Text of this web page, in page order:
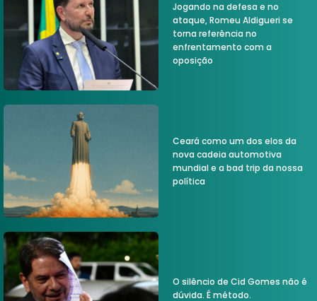
Jogando na defesa e no
ataque, Romeu Aldigueri se
torna referência no
enfrentamento com a
oposição
Ceará como um dos elos da
nova cadeia automotiva
mundial e a bad trip da nossa
política
O silêncio de Cid Gomes não é
dúvida. É método.